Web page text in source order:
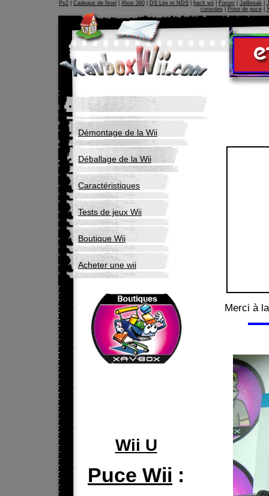
Ps2 Cadeaux de Noel Xbox 360 DS Lite et NDS hack wii Forum Jailbreak
consoles
Pose de puce|
Démontage de la Wii
Déballage de la Wii
Caractéristiques
Tests de jeux Wii
Boutique Wii
Acheter une wii
Wii U
Puce Wii :
Merci à